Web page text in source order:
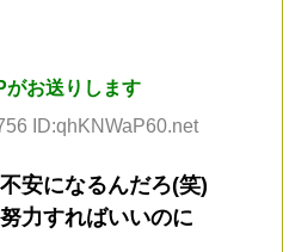
がお送りします
ID:qhKNWaP60.net
安になるんだろ(笑)
力すればいいのに